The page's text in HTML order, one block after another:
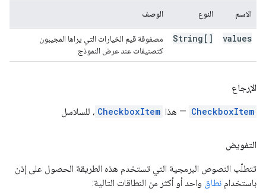
الاسم النوع الوصف
values
String[]
مصفوفة قيم الخيارات التي يراها المجيبون
كتصنيفات عند عرض النموذج
الإرجاع
CheckboxItem — هذا CheckboxItem ، للسلاسل
التفويض
تتطلّب النصوص البرمجية التي تستخدم هذه الطريقة الحصول على إذن
باستخدام نطاق واحد أو أكثر من النطاقات التالية: